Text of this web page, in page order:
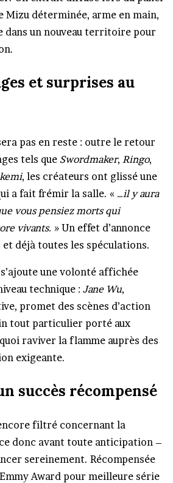
Mizu déterminée, arme en main,
dans un nouveau territoire pour
et surprises au
pas en reste : outre le retour
tels que Swordmaker, Ringo,
, les créateurs ont glissé une
a fait frémir la salle. « …il y aura
vous pensiez morts qui
vivants. » Un effet d’annonce
et déjà toutes les spéculations.
une volonté affichée
technique : Jane Wu,
promet des scènes d’action
tout particulier porté aux
raviver la flamme auprès des
exigeante.
succès récompensé
filtré concernant la
donc avant toute anticipation –
sereinement. Récompensée
Award pour meilleure série